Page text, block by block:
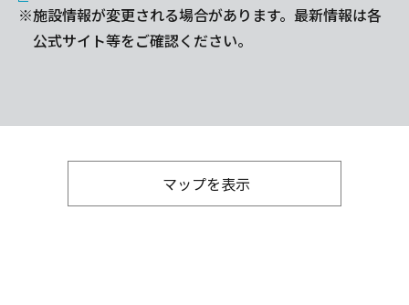
※施設情報が変更される場合があります。最新情報は各
公式サイト等をご確認ください。
マップを表示